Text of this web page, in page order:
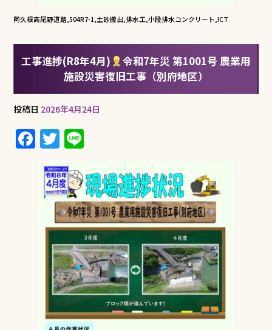
阿久根高尾野道路,504R7-1,土砂搬出,排水工,小段排水コンクリート,ICT
工事進捗(R8年4月)
令和7年災 第1001号 農業用
施設災害復旧工事（別府地区）
投稿日 2026年4月24日
F
a
c
e
o
T
w
it
te
r
e